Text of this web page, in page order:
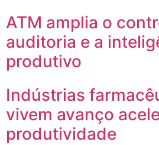
ATM amplia o
auditoria e a
produtivo
Indústrias
vivem avanço
produtividade